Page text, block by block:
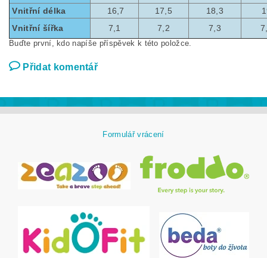
Vnitřní délka
16,7 17,5 18,3
Vnitřní šířka
7,1 7,2 7,3
Buďte první, kdo napíše příspěvek k této položce.
Přidat komentář
Formulář vrácení